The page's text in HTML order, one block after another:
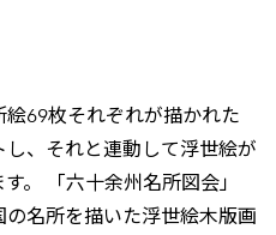
69枚それぞれが描かれた
、それと連動して浮世絵が
。 「六十余州名所図会」
名所を描いた浮世絵木版画